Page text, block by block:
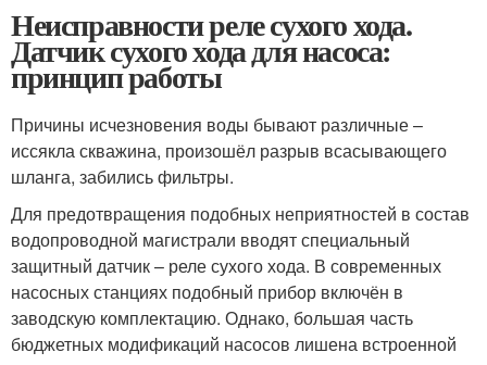
Неисправности реле сухого хода.
Датчик сухого хода для насоса:
принцип работы
Причины исчезновения воды бывают различные –
иссякла скважина, произошёл разрыв всасывающего
шланга, забились фильтры.
Для предотвращения подобных неприятностей в состав
водопроводной магистрали вводят специальный
защитный датчик – реле сухого хода. В современных
насосных станциях подобный прибор включён в
заводскую комплектацию. Однако, большая часть
бюджетных модификаций насосов лишена встроенной